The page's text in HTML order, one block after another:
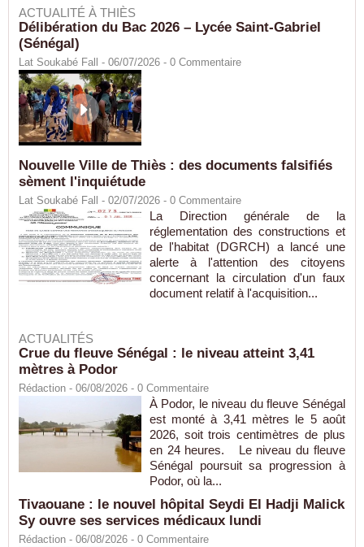
ACTUALITÉ À THIÈS
Délibération du Bac 2026 – Lycée Saint-Gabriel
(Sénégal)
Lat Soukabé Fall - 06/07/2026 - 0 Commentaire
Nouvelle Ville de Thiès : des documents falsifiés
sèment l'inquiétude
Lat Soukabé Fall - 02/07/2026 - 0 Commentaire
La Direction générale de la
réglementation des constructions et
de l'habitat (DGRCH) a lancé une
alerte à l'attention des citoyens
concernant la circulation d'un faux
document relatif à l'acquisition...
ACTUALITÉS
Crue du fleuve Sénégal : le niveau atteint 3,41
mètres à Podor
Rédaction - 06/08/2026 - 0 Commentaire
À Podor, le niveau du fleuve Sénégal
est monté à 3,41 mètres le 5 août
2026, soit trois centimètres de plus
en 24 heures. Le niveau du fleuve
Sénégal poursuit sa progression à
Podor, où la...
Tivaouane : le nouvel hôpital Seydi El Hadji Malick
Sy ouvre ses services médicaux lundi
Rédaction - 06/08/2026 - 0 Commentaire